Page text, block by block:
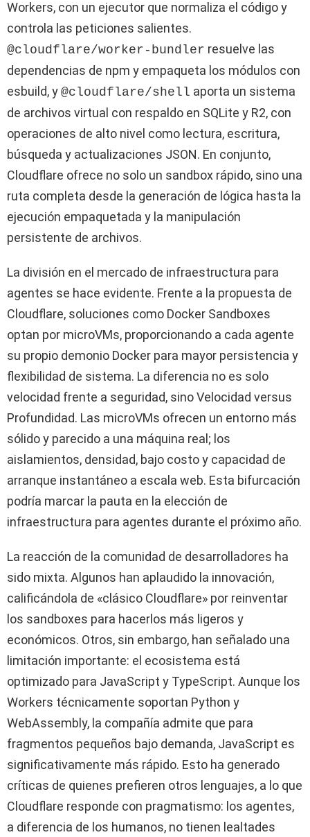
Workers, con un ejecutor que normaliza el código y
controla las peticiones salientes.
@cloudflare/worker-bundler resuelve las
dependencias de npm y empaqueta los módulos con
esbuild, y @cloudflare/shell aporta un sistema
de archivos virtual con respaldo en SQLite y R2, con
operaciones de alto nivel como lectura, escritura,
búsqueda y actualizaciones JSON. En conjunto,
Cloudflare ofrece no solo un sandbox rápido, sino una
ruta completa desde la generación de lógica hasta la
ejecución empaquetada y la manipulación
persistente de archivos.
La división en el mercado de infraestructura para
agentes se hace evidente. Frente a la propuesta de
Cloudflare, soluciones como Docker Sandboxes
optan por microVMs, proporcionando a cada agente
su propio demonio Docker para mayor persistencia y
flexibilidad de sistema. La diferencia no es solo
velocidad frente a seguridad, sino Velocidad versus
Profundidad. Las microVMs ofrecen un entorno más
sólido y parecido a una máquina real; los
aislamientos, densidad, bajo costo y capacidad de
arranque instantáneo a escala web. Esta bifurcación
podría marcar la pauta en la elección de
infraestructura para agentes durante el próximo año.
La reacción de la comunidad de desarrolladores ha
sido mixta. Algunos han aplaudido la innovación,
calificándola de «clásico Cloudflare» por reinventar
los sandboxes para hacerlos más ligeros y
económicos. Otros, sin embargo, han señalado una
limitación importante: el ecosistema está
optimizado para JavaScript y TypeScript. Aunque los
Workers técnicamente soportan Python y
WebAssembly, la compañía admite que para
fragmentos pequeños bajo demanda, JavaScript es
significativamente más rápido. Esto ha generado
críticas de quienes prefieren otros lenguajes, a lo que
Cloudflare responde con pragmatismo: los agentes,
a diferencia de los humanos, no tienen lealtades